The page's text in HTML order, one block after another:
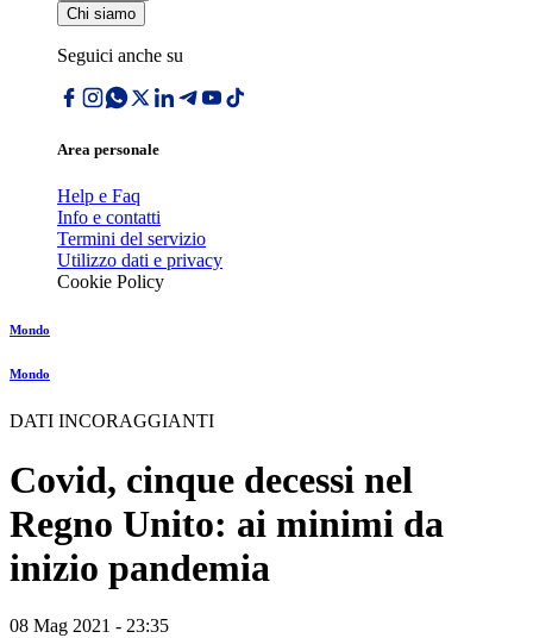
Chi siamo
Seguici anche su
Area personale
Help e Faq
Info e contatti
Termini del servizio
Utilizzo dati e privacy
Cookie Policy
Mondo
Mondo
DATI INCORAGGIANTI
Covid, cinque decessi nel
Regno Unito: ai minimi da
inizio pandemia
08 Mag 2021 - 23:35